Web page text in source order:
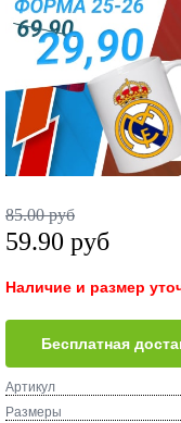
85.00 руб
59.90 руб
Наличие и размер
Бесплатная
Артикул
Размеры